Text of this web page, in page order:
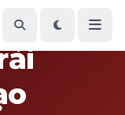
TẠO